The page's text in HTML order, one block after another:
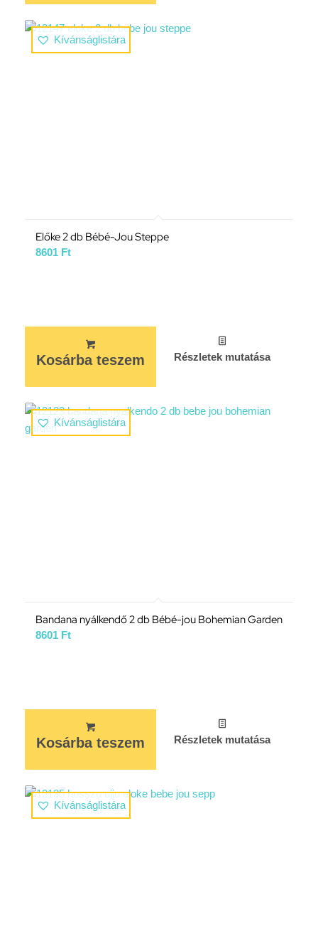
Kívánságlistára
Előke 2 db Bébé-Jou Steppe
8601 Ft
Kosárba teszem Részletek mutatása
Kívánságlistára
Bandana nyálkendő 2 db Bébé-jou Bohemian Garden
8601 Ft
Kosárba teszem Részletek mutatása
Kívánságlistára